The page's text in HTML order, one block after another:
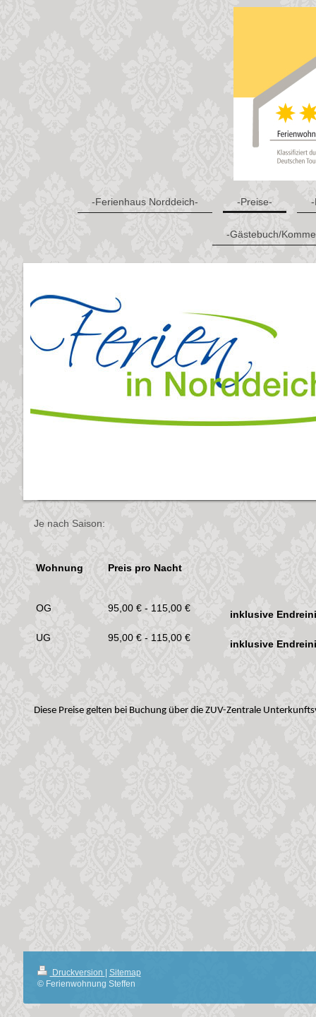
-Ferienhaus Norddeich- -Preise-
-Gästebuch/
Je nach Saison:
Wohnung Preis pro Nacht
OG 95,00 € - 115,00 €
inklusive
UG 95,00 € - 115,00 €
inklusive
Diese Preise gelten bei Buchung über die ZUV-Zentrale
Druckversion | Sitemap
© Ferienwohnung Steffen